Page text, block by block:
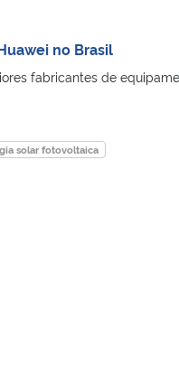
no Brasil
fabricantes de
solar fotovoltaica